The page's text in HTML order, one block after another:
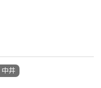
中井